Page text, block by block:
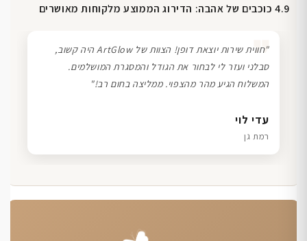
4.9 כוכבים של אהבה: הדירוג הממוצע מלקוחות מאושרים
שרון כהן
תל אביב
❞
"חווית שירות יוצאת דופן! הצוות של ArtGlow היה קשוב,
סבלני ועזר לי לבחור את הגודל והמסגרת המושלמים.
המשלוח הגיע מהר מהצפוי. ממליצה בחום רב!"
עדי לוי
רמת גן
דנה גל
חיפה
ליאת ויוסי מ.
הוד השרון